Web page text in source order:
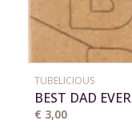
TUBELICIOUS
BEST DAD EVER
€ 3,00